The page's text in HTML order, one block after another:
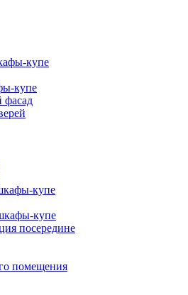
купе
купе
фасад
купе
купе
посередине
помещения